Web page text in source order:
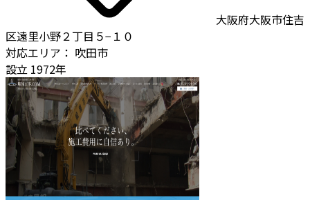
大阪府大阪市住吉
区遠里小野２丁目５−１０
対応エリア： 吹田市
設立 1972年